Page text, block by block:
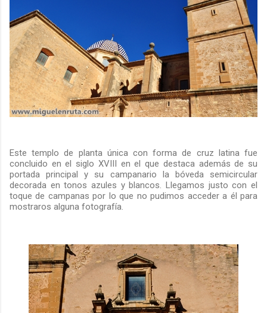
Este templo de planta única con forma de cruz latina fue
concluido en el siglo XVIII en el que destaca además de su
portada principal y su campanario la bóveda semicircular
decorada en tonos azules y blancos. Llegamos justo con el
toque de campanas por lo que no pudimos acceder a él para
mostraros alguna fotografía.